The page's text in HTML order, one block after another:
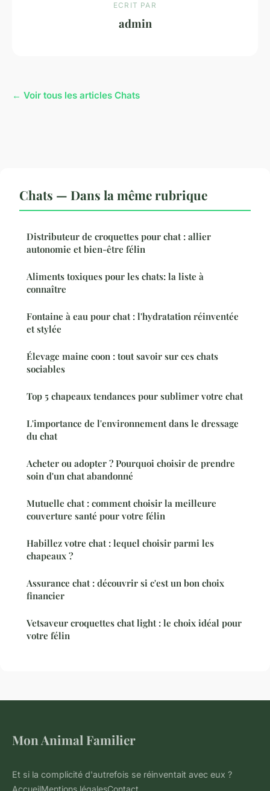
ECRIT PAR
admin
← Voir tous les articles Chats
Chats — Dans la même rubrique
Distributeur de croquettes pour chat : allier
autonomie et bien-être félin
Aliments toxiques pour les chats: la liste à
connaître
Fontaine à eau pour chat : l'hydratation réinventée
et stylée
Élevage maine coon : tout savoir sur ces chats
sociables
Top 5 chapeaux tendances pour sublimer votre chat
L'importance de l'environnement dans le dressage
du chat
Acheter ou adopter ? Pourquoi choisir de prendre
soin d'un chat abandonné
Mutuelle chat : comment choisir la meilleure
couverture santé pour votre félin
Habillez votre chat : lequel choisir parmi les
chapeaux ?
Assurance chat : découvrir si c'est un bon choix
financier
Vetsaveur croquettes chat light : le choix idéal pour
votre félin
Mon Animal Familier
Et si la complicité d'autrefois se réinventait avec eux ?
AccueilMentions légalesContact